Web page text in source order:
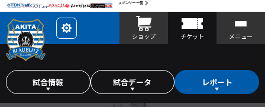
スポンサー一覧
レ
イ
ア
を
タ
マ
ショップ チケット メニュー
試合情報 試合データ レポート